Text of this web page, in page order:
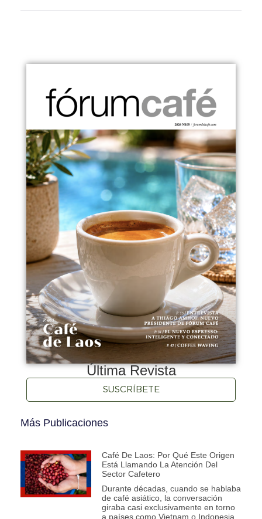
Última Revista
SUSCRÍBETE
Más Publicaciones
Café De Laos: Por Qué Este Origen
Está Llamando La Atención Del
Sector Cafetero
Durante décadas, cuando se hablaba
de café asiático, la conversación
giraba casi exclusivamente en torno
a países como Vietnam o Indonesia.